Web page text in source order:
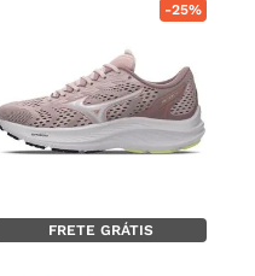
-25%
FRETE GRÁTIS